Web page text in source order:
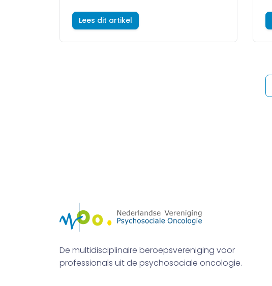
Lees dit artikel
De multidisciplinaire beroepsvereniging voor
professionals uit de psychosociale oncologie.